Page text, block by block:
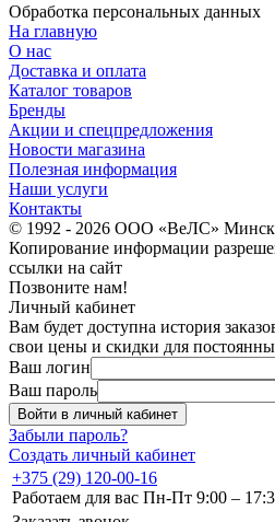
Обработка персональных данных
На главную
О нас
Доставка и оплата
Каталог товаров
Бренды
Акции и спецпредложения
Новости магазина
Полезная информация
Наши услуги
Контакты
© 1992 - 2026 ООО «ВеЛС» Минск
Копирование информации
ссылки на сайт
Позвоните нам!
Личный кабинет
Вам будет доступна история
свои цены и скидки для
Ваш логин
Ваш пароль
Войти в личный кабинет
Забыли пароль?
Создать личный кабинет
+375 (29) 120-00-16
Работаем для вас Пн-Пт 9:00 –